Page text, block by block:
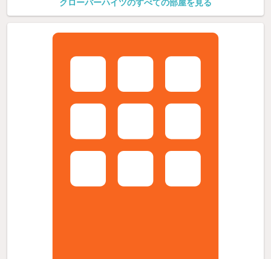
クローバーハイツのすべての部屋を見る